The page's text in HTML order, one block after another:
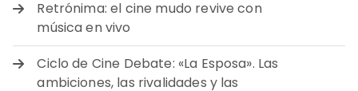
Retrónima: el cine mudo revive con
música en vivo
Ciclo de Cine Debate: «La Esposa». Las
ambiciones, las rivalidades y las